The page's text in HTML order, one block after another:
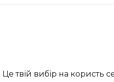
твій вибір на користь